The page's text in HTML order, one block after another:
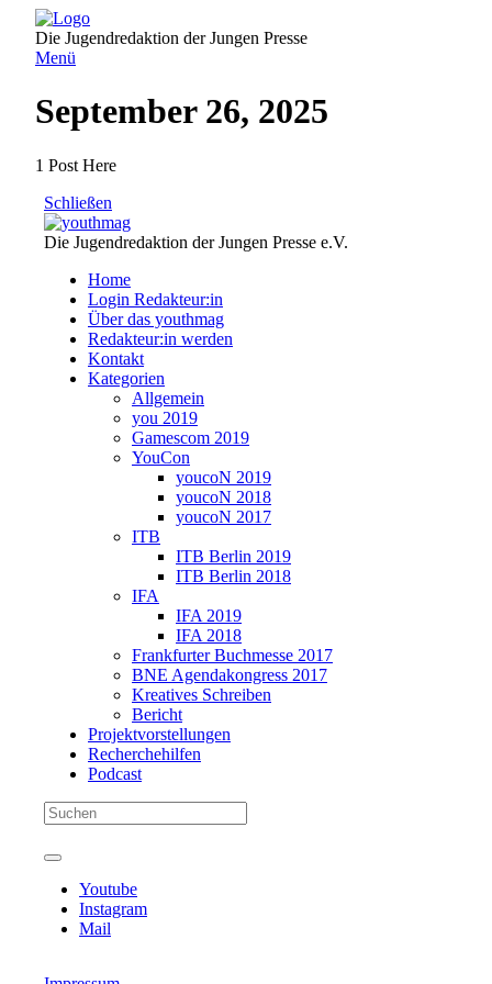
Direkt
zum
Inhalt
Die Jugendredaktion der Jungen Presse
Menü
September 26, 2025
1 Post Here
Schließen
Die Jugendredaktion der Jungen Presse e.V.
Home
Login Redakteur:in
Über das youthmag
Redakteur:in werden
Kontakt
Kategorien
Allgemein
you 2019
Gamescom 2019
YouCon
youcoN 2019
youcoN 2018
youcoN 2017
ITB
ITB Berlin 2019
ITB Berlin 2018
IFA
IFA 2019
IFA 2018
Frankfurter Buchmesse 2017
BNE Agendakongress 2017
Kreatives Schreiben
Bericht
Projektvorstellungen
Recherchehilfen
Podcast
Youtube
Instagram
Mail